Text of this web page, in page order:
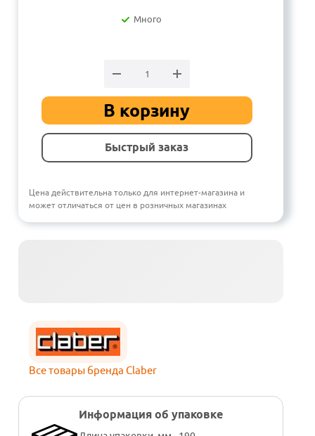
Много
В корзину
Быстрый заказ
Цена действительна только для интернет-магазина и
может отличаться от цен в розничных магазинах
Все товары бренда Claber
Информация об упаковке